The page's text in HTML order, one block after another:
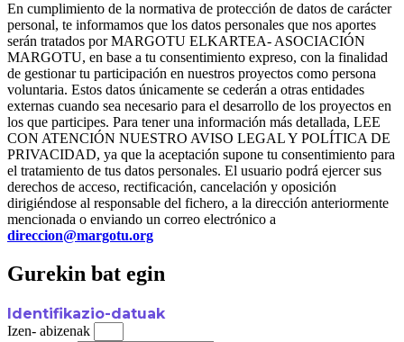
En cumplimiento de la normativa de protección de datos de carácter
personal, te informamos que los datos personales que nos aportes
serán tratados por MARGOTU ELKARTEA- ASOCIACIÓN
MARGOTU, en base a tu consentimiento expreso, con la finalidad
de gestionar tu participación en nuestros proyectos como persona
voluntaria. Estos datos únicamente se cederán a otras entidades
externas cuando sea necesario para el desarrollo de los proyectos en
los que participes. Para tener una información más detallada, LEE
CON ATENCIÓN NUESTRO AVISO LEGAL Y POLÍTICA DE
PRIVACIDAD, ya que la aceptación supone tu consentimiento para
el tratamiento de tus datos personales. El usuario podrá ejercer sus
derechos de acceso, rectificación, cancelación y oposición
dirigiéndose al responsable del fichero, a la dirección anteriormente
mencionada o enviando un correo electrónico a
direccion@margotu.org
Gurekin bat egin
Identifikazio-datuak
Izen- abizenak